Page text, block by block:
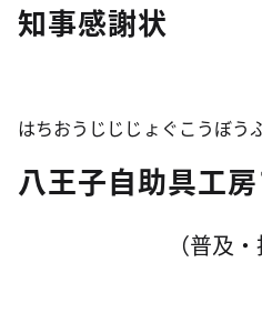
知事感謝状
はちおうじじじょぐこうぼう
八王子自助具工
（普及